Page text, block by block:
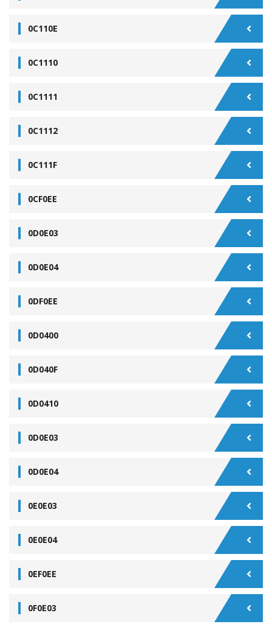
0C110E
0C1110
0C1111
0C1112
0C111F
0CF0EE
0D0E03
0D0E04
0DF0EE
0D0400
0D040F
0D0410
0D0E03
0D0E04
0E0E03
0E0E04
0EF0EE
0F0E03